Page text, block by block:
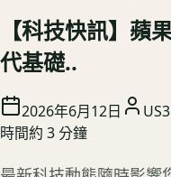
【科技快訊】蘋
代基礎..
2026年6月12日
時間約 3分鐘